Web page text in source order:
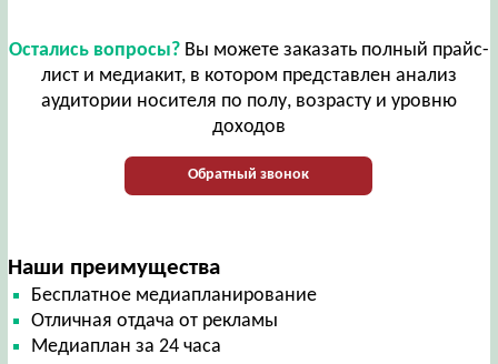
Остались вопросы?Вы можете заказать полный прайс-
лист и медиакит, в котором представлен анализ
аудитории носителя по полу, возрасту и уровню
доходов
Обратный звонок
Наши преимущества
Бесплатное медиапланирование
Отличная отдача от рекламы
Медиаплан за 24 часа